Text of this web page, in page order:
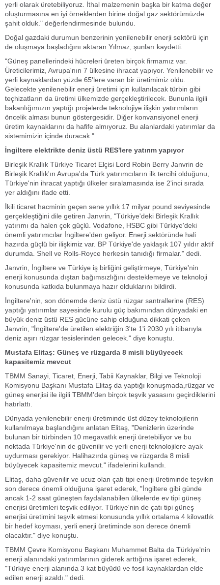
yerli olarak üretebiliyoruz. İthal malzemenin başka bir katma değer
oluşturmasına en iyi örneklerden birine doğal gaz sektörümüzde
şahit olduk." değerlendirmesinde bulundu.
Doğal gazdaki durumun benzerinin yenilenebilir enerji sektörü için
de oluşmaya başladığını aktaran Yılmaz, şunları kaydetti:
"Güneş panellerindeki hücreleri üreten birçok firmamız var.
Üreticilerimiz, Avrupa'nın 7 ülkesine ihracat yapıyor. Yenilenebilir ve
yerli kaynaklardan yüzde 65'lere varan bir üretimimiz oldu.
Gelecekte yenilenebilir enerji üretimi için kullanılacak türbin gibi
teçhizatların da üretimi ülkemizde gerçekleştirilecek. Bununla ilgili
bakanlığımızın yaptığı projelerde teknolojiye ilişkin yatırımların
öncelik alması bunun göstergesidir. Diğer konvansiyonel enerji
üretim kaynaklarını da hafife almıyoruz. Bu alanlardaki yatırımlar da
sistemimizin içinde duracak."
İngiltere elektrikte deniz üstü RES'lere yatırım yapıyor
Birleşik Krallık Türkiye Ticaret Elçisi Lord Robin Berry Janvrin de
Birleşik Krallık'ın Avrupa'da Türk yatırımcıların ilk tercihi olduğunu,
Türkiye'nin ihracat yaptığı ülkeler sıralamasında ise 2'inci sırada
yer aldığını ifade etti.
İkili ticaret hacminin geçen sene yıllık 17 milyar pound seviyesinde
gerçekleştiğini dile getiren Janvrin, "Türkiye'deki Birleşik Krallık
yatırımı da halen çok güçlü. Vodafone, HSBC gibi Türkiye'deki
önemli yatırımcılar İngiltere'den geliyor. Enerji sektöründe hali
hazırda güçlü bir ilişkimiz var. BP Türkiye'de yaklaşık 107 yıldır aktif
durumda. Shell ve Rolls-Royce herkesin tanıdığı firmalar." dedi.
Janvrin, İngiltere ve Türkiye iş birliğini geliştirmeye, Türkiye'nin
enerji konusunda dıştan bağımsızlığını desteklemeye ve teknoloji
konusunda katkıda bulunmaya hazır olduklarını bildirdi.
İngiltere'nin, son dönemde deniz üstü rüzgar santrallerine (RES)
yaptığı yatırımlar sayesinde kurulu güç bakımından dünyadaki en
büyük deniz üstü RES gücüne sahip olduğuna dikkati çeken
Janvrin, "İngiltere'de üretilen elektriğin 3'te 1'i 2030 yılı itibarıyla
deniz aşırı rüzgar tesislerinden gelecek." diye konuştu.
Mustafa Elitaş: Güneş ve rüzgarda 8 misli büyüyecek
kapasitemiz mevcut
TBMM Sanayi, Ticaret, Enerji, Tabii Kaynaklar, Bilgi ve Teknoloji
Komisyonu Başkanı Mustafa Elitaş da yaptığı konuşmada,rüzgar ve
güneş enerjisi ile ilgili TBMM'den birçok teşvik yasasını geçirdiklerini
hatırlattı.
Dünyada yenilenebilir enerji üretiminde üst düzey teknolojilerin
kullanılmaya başlandığını anlatan Elitaş, "Denizlerin üzerinde
bulunan bir türbinden 10 megavatlık enerji üretebiliyor ve bu
noktada Türkiye'nin de güvenilir ve yerli enerji teknolojilere ayak
uydurması gerekiyor. Halihazırda güneş ve rüzgarda 8 misli
büyüyecek kapasitemiz mevcut." ifadelerini kullandı.
Elitaş, daha güvenilir ve ucuz olan çatı tipi enerji üretiminde teşvikin
son derece önemli olduğuna işaret ederek, "İngiltere gibi günde
ancak 1-2 saat güneşten faydalanabilen ülkelerde ev tipi güneş
enerjisi üretimleri teşvik ediliyor. Türkiye'nin de çatı tipi güneş
enerjisi üretimini teşvik etmesi konusunda yıllık ortalama 4 kilovatlık
bir hedef koyması, yerli enerji üretiminde son derece önemli
olacaktır." diye konuştu.
TBMM Çevre Komisyonu Başkanı Muhammet Balta da Türkiye'nin
enerji alanındaki yatırımlarının giderek arttığına işaret ederek,
"Türkiye enerji alanında 3 kat büyüdü ve fosil kaynaklardan elde
edilen enerji azaldı." dedi.